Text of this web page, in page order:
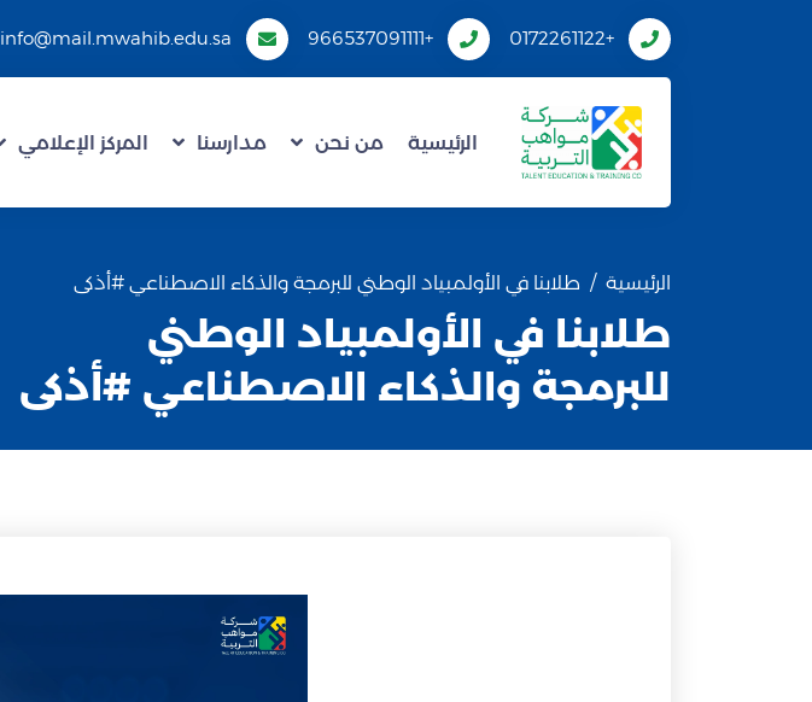
+0172261122
+966537091111
info@mail.mwahib.edu.sa
الرئيسية من نحن مدارسنا المركز الإعلامي
الرئيسية طلابنا في الأولمبياد الوطني للبرمجة والذكاء الاصطناعي #أذكى
طلابنا في الأولمبياد الوطني
للبرمجة والذكاء الاصطناعي #أذكى